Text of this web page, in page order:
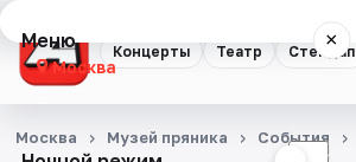
Концерты Театр Стендап
Меню ×
Москва
Концерты
Москва Музей пряника События